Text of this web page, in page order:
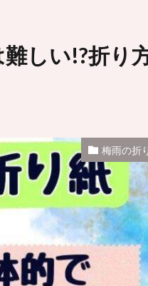
しい!?折り
梅雨の折